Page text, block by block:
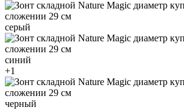
серый
синий
+1
черный